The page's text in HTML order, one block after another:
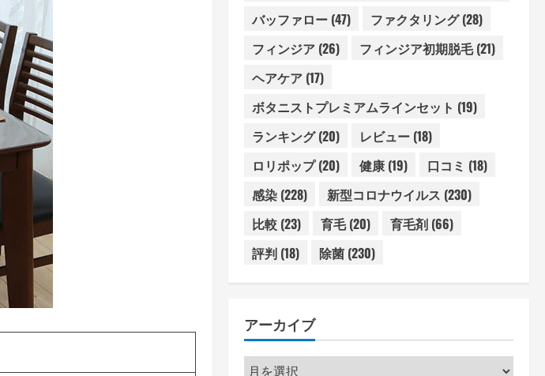
バッファロー(47) ファクタリング(28)
フィンジア(26) フィンジア初期脱毛(21)
ヘアケア(17)
ボタニストプレミアムラインセット (19)
ランキング(20) レビュー(18)
ロリポップ(20) 健康(19) 口コミ (18)
感染(228) 新型コロナウイルス (230)
比較(23) 育毛(20) 育毛剤(66)
評判(18) 除菌(230)
アーカイブ
ア